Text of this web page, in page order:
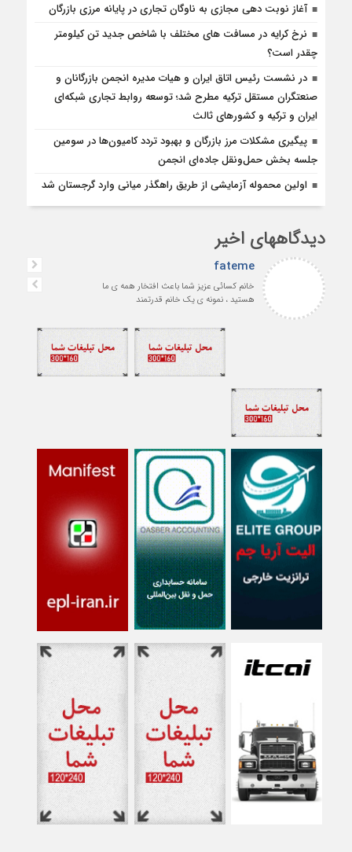
آغاز نوبت دهی مجازی به ناوگان تجاری در پایانه مرزی بازرگان
نرخ کرایه در مسافت‌ های مختلف با شاخص جدید تن کیلومتر
چقدر است؟
در نشست رئیس اتاق ایران و هیات مدیره انجمن بازرگانان و
صنعتگران مستقل ترکیه مطرح شد؛ توسعه روابط تجاری شبکه‌ای
ایران و ترکیه و کشورهای ثالث
پیگیری مشکلات مرز بازرگان و بهبود تردد کامیون‌ها در سومین
جلسه بخش حمل‌ونقل جاده‌ای انجمن
اولین محموله آزمایشی از طریق راهگذر میانی وارد گرجستان شد
دیدگاههای اخیر
fateme
خانم کسائی عزیز شما باعث افتخار همه ی ما
هستید ، نمونه ی یک خانم قدرتمند